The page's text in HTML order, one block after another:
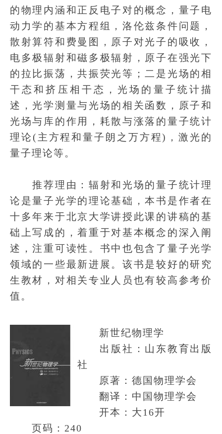
的物理内涵和正反电子对的概念，量子电
动力学的基本方程组，洛伦兹条件问题，
散射算符和费曼图，原子对光子的吸收，
电多极辐射和磁多极辐射，原子在强光下
的拉比振荡，共振荧光等；二是光场的相
干态和挤压相干态，光场的量子统计描
述，光学测量与光场的相关函数，原子和
光场与库的作用，耗散与涨落的量子统计
理论(主方程和量子朗之万方程)，激光的
量子理论等。
推荐理由：辐射和光场的量子统计理
论是量子光学的理论基础，本书是作者在
十多年来于北京大学讲授此课的讲稿的基
础上写成的，着重于对基本概念的深入阐
述，注重可读性。书中也包含了量子光学
领域的一些最新进展。该书是较好的研究
生教材，对相关专业人员也有较高参考价
值。
新世纪物理学
出版社：山东教育出版
社
原著：德国物理学会
翻译：中国物理学会
开本：大16开
页码：240